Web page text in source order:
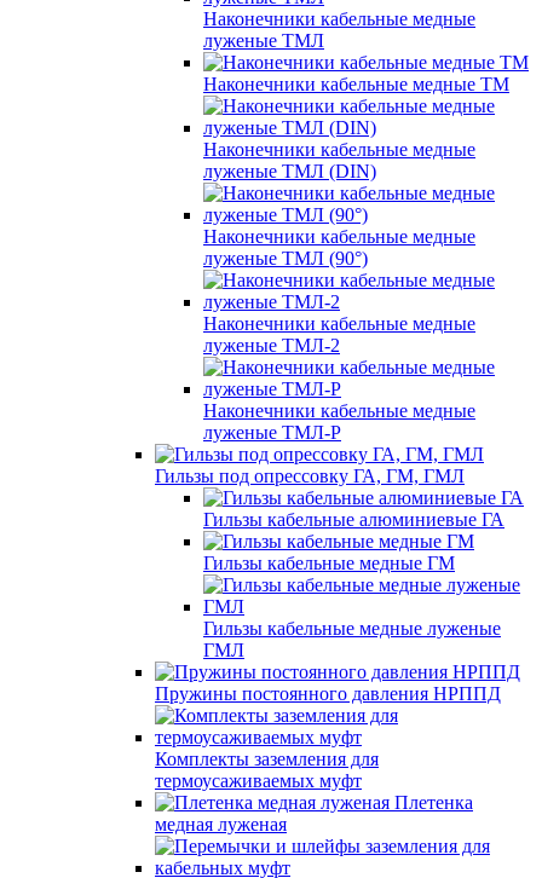
Наконечники кабельные медные
луженые ТМЛ
Наконечники кабельные медные ТМ
Наконечники кабельные медные
луженые ТМЛ (DIN)
Наконечники кабельные медные
луженые ТМЛ (90°)
Наконечники кабельные медные
луженые ТМЛ-2
Наконечники кабельные медные
луженые ТМЛ-Р
Гильзы под опрессовку ГА, ГМ, ГМЛ
Гильзы кабельные алюминиевые ГА
Гильзы кабельные медные ГМ
Гильзы кабельные медные луженые
ГМЛ
Пружины постоянного давления НРППД
Комплекты заземления для
термоусаживаемых муфт
Плетенка
медная луженая